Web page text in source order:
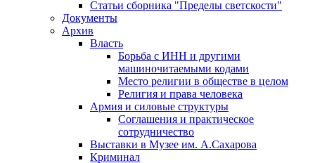
Статьи сборника "Пределы светскости"
Документы
Архив
Власть
Борьба с ИНН и другими
машиночитаемыми кодами
Место религии в обществе в целом
Религия и права человека
Армия и силовые структуры
Соглашения и практическое
сотрудничество
Выставки в Музее им. А.Сахарова
Криминал